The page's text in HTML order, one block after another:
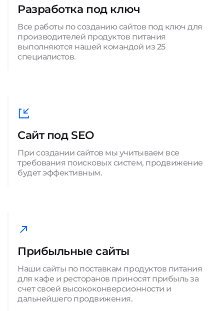
Разработка под ключ
Все работы по созданию сайтов под ключ для
производителей продуктов питания
выполняются нашей командой из 25
специалистов.
Сайт под SEO
При создании сайтов мы учитываем все
требования поисковых систем, продвижение
будет эффективным.
Прибыльные сайты
Наши сайты по поставкам продуктов питания
для кафе и ресторанов приносят прибыль за
счет своей высококонверсионности и
дальнейшего продвижения.